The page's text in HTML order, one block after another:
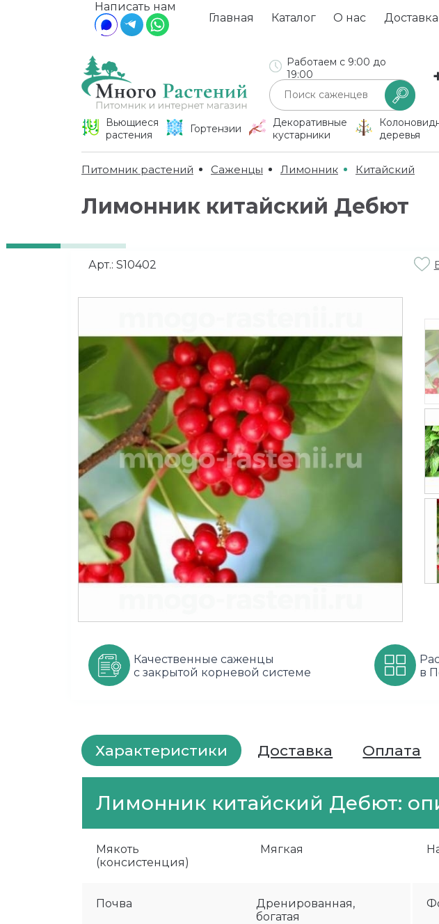
Главная Каталог О нас Доставка
Написать нам
Работаем с 9:00 до
19:00
Вьющиеся
растения
Гортензии
Декоративные
кустарники
деревья
Питомник растений Саженцы Лимонник Китайский
Лимонник китайский Дебют
Арт.: S10402
Качественные саженцы
с закрытой корневой системе
в
Характеристики
Лимонник китайский Дебют:
Мякоть
(консистенция)
Мягкая
Почва
Дренированная,
богатая
Доставка Оплата